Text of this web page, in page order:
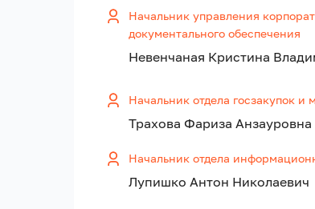
Начальник управления
документального обеспечения
Невенчаная Кристина
Начальник отдела госзакупок и
Трахова Фариза Анзауровна
Начальник отдела
Лупишко Антон Николаевич